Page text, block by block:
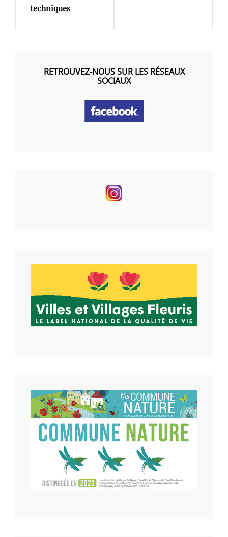
techniques
RETROUVEZ-NOUS SUR LES RÉSEAUX
SOCIAUX